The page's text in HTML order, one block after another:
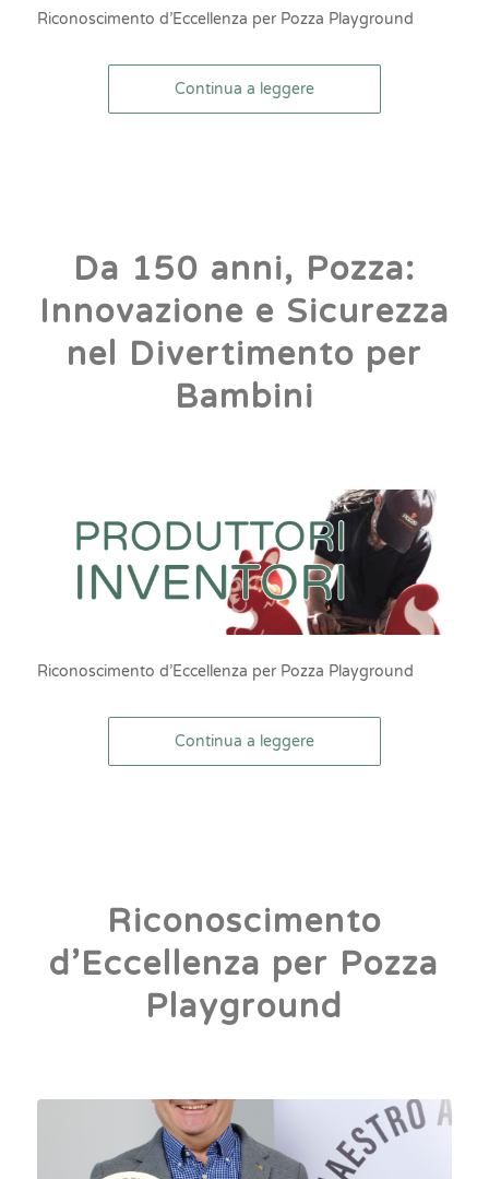
Riconoscimento d’Eccellenza per Pozza Playground
Continua a leggere
Da 150 anni, Pozza:
Innovazione e Sicurezza
nel Divertimento per
Bambini
Riconoscimento d’Eccellenza per Pozza Playground
Continua a leggere
Riconoscimento
d’Eccellenza per Pozza
Playground